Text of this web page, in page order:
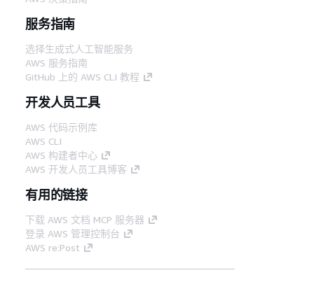
服务指南
选择生成式人工智能服务
AWS 服务指南
GitHub 上的 AWS CLI 教程
开发人员工具
AWS 代码示例库
AWS CLI
AWS 构建者中心
AWS 开发人员工具博客
有用的链接
下载 AWS 文档 MCP 服务器
登录 AWS 管理控制台
AWS re:Post